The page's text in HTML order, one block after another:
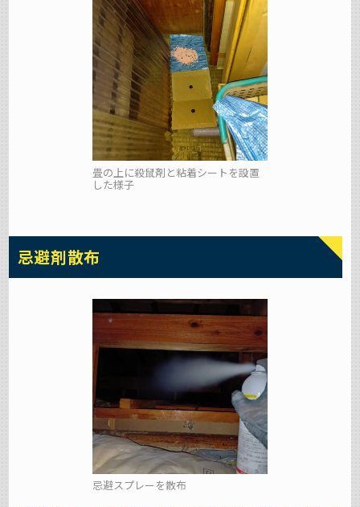
畳の上に殺鼠剤と粘着シートを設置
した様子
忌避剤散布
忌避スプレーを散布